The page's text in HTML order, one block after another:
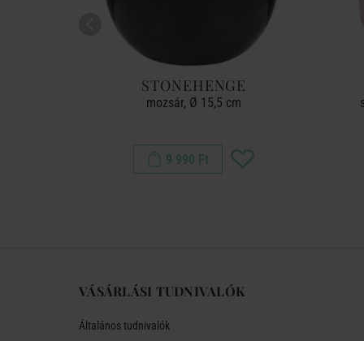
STONEHENGE
mozsár, Ø 15,5 cm
9 990 Ft
VÁSÁRLÁSI TUDNIVALÓK
Általános tudnivalók